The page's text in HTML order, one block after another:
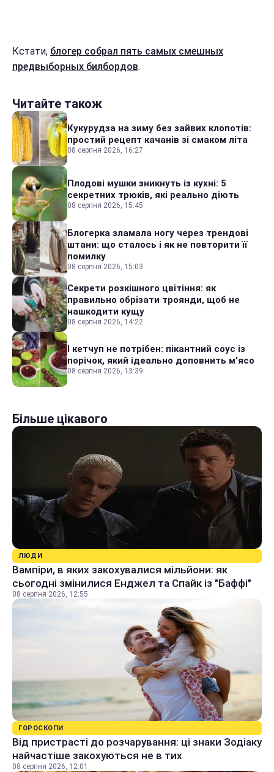
Кстати, блогер собрал пять самых смешных
предвыборных билбордов.
Читайте також
Кукурудза на зиму без зайвих клопотів:
простий рецепт качанів зі смаком літа
08 серпня 2026, 16:27
Плодові мушки зникнуть із кухні: 5
секретних трюків, які реально діють
08 серпня 2026, 15:45
Блогерка зламала ногу через трендові
штани: що сталось і як не повторити її
помилку
08 серпня 2026, 15:03
Секрети розкішного цвітіння: як
правильно обрізати троянди, щоб не
нашкодити кущу
08 серпня 2026, 14:22
І кетчуп не потрібен: пікантний соус із
порічок, який ідеально доповнить м'ясо
08 серпня 2026, 13:39
Більше цікавого
ЛЮДИ
Вампіри, в яких закохувалися мільйони: як
сьогодні змінилися Енджел та Спайк із "Баффі"
08 серпня 2026, 12:55
ГОРОСКОПИ
Від пристрасті до розчарування: ці знаки Зодіаку
найчастіше закохуються не в тих
08 серпня 2026, 12:01